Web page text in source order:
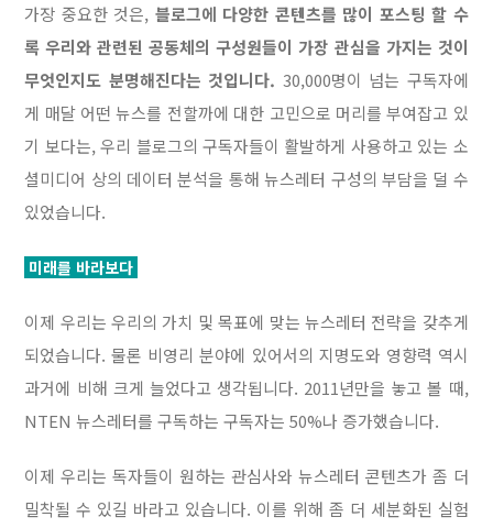
가장 중요한 것은, 블로그에 다양한 콘텐츠를 많이 포스팅 할 수
록 우리와 관련된 공동체의 구성원들이 가장 관심을 가지는 것이
무엇인지도 분명해진다는 것입니다. 30,000명이 넘는 구독자에
게 매달 어떤 뉴스를 전할까에 대한 고민으로 머리를 부여잡고 있
기 보다는, 우리 블로그의 구독자들이 활발하게 사용하고 있는 소
셜미디어 상의 데이터 분석을 통해 뉴스레터 구성의 부담을 덜 수
있었습니다.
미래를 바라보다
이제 우리는 우리의 가치 및 목표에 맞는 뉴스레터 전략을 갖추게
되었습니다. 물론 비영리 분야에 있어서의 지명도와 영향력 역시
과거에 비해 크게 늘었다고 생각됩니다. 2011년만을 놓고 볼 때,
NTEN 뉴스레터를 구독하는 구독자는 50%나 증가했습니다.
이제 우리는 독자들이 원하는 관심사와 뉴스레터 콘텐츠가 좀 더
밀착될 수 있길 바라고 있습니다. 이를 위해 좀 더 세분화된 실험